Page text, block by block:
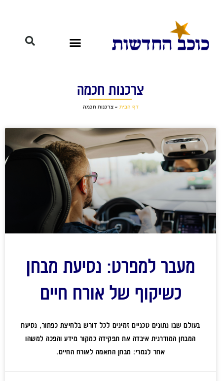
צרכנות חכמה
דף הבית »צרכנות חכמה
מעבר למפרט: נסיעת מבחן
כשיקוף של אורח חיים
בעולם שבו נתונים טכניים זמינים לכל דורש בלחיצת כפתור, נסיעת
המבחן המודרנית איבדה את תפקידה כמקור מידע והפכה למשהו
אחר לגמרי: מבחן התאמה לאורח החיים.